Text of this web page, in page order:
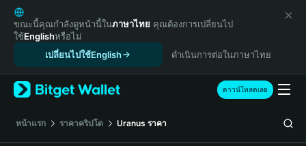
English
日本語
Tiếng Việt
Español (Latinoamérica)
Türkçe
Français
Deutsch
ขณะนี้คุณกำลังดูหน้านี้ในภาษาไทย คุณต้องการเปลี่ยนไป
ใช้Englishหรือไม่
เปลี่ยนไปใช้English
ดำเนินการต่อในภาษาไทย
ดาวน์โหลดเลย
หน้าแรก ราคาคริปโต Uranus ราคา